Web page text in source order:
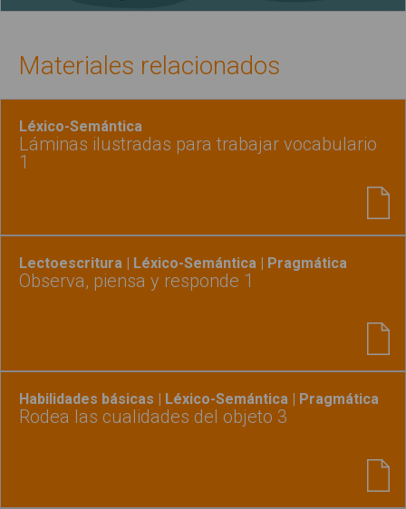
Materiales relacionados
Léxico-Semántica
Láminas ilustradas para trabajar vocabulario
1
Lectoescritura | Léxico-Semántica | Pragmática
Observa, piensa y responde 1
Habilidades básicas | Léxico-Semántica | Pragmática
Rodea las cualidades del objeto 3